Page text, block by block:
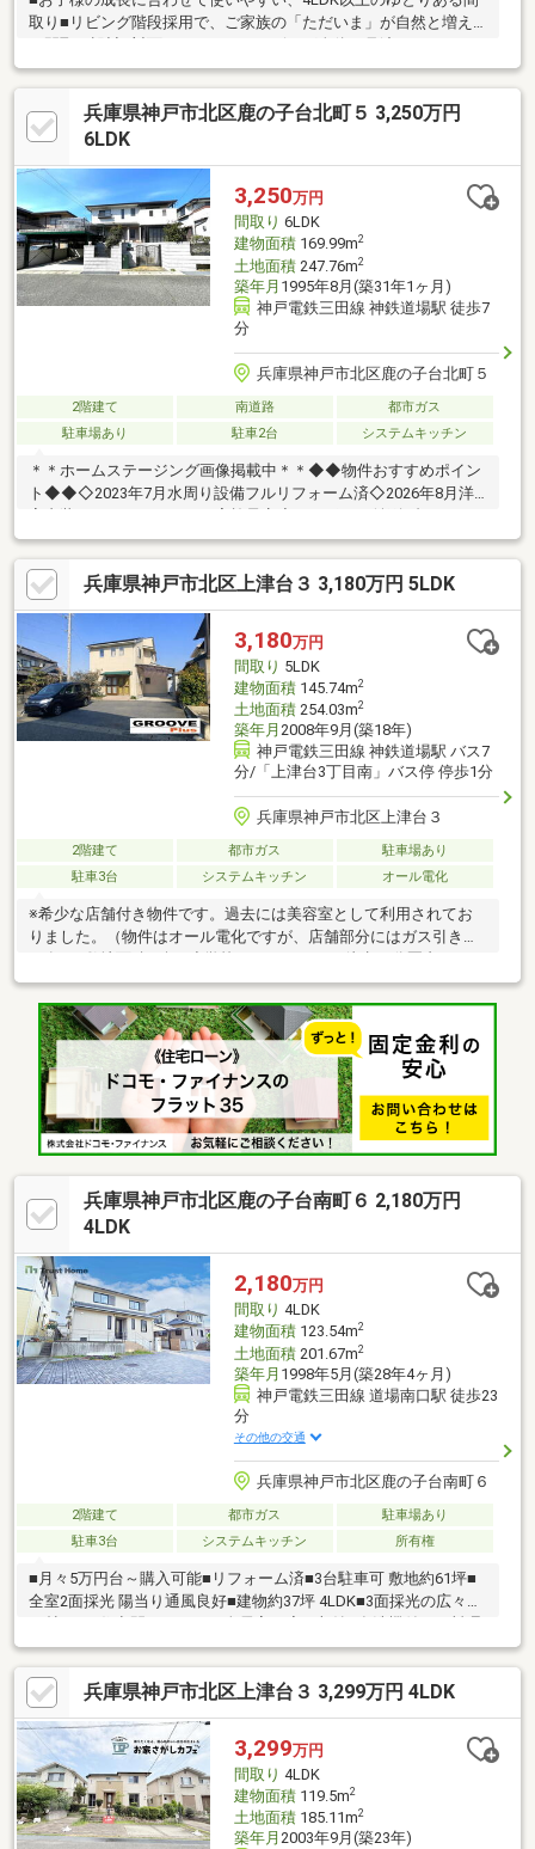
取り■リビング階段採用で、ご家族の「ただいま」が自然と増え
小さなお子様がいても安心です■食洗機・浴室乾燥機など家事負
担を軽減する設備が充実しています■ウォークインクローゼット
をはじめ収納豊富で、お部屋をすっきり保てます■駐車2台可能
で、ご夫婦それぞれのお車や来客時にも便利です■リノベーショ
小学校徒歩10分圏内で、お子様の通学や子育て環境を重視される
ご家族にもおすすめです
兵庫県神戸市北区鹿の子台北町５ 3,250万円
6LDK
3,250万円
間取り 6LDK
建物面積169.99m2
土地面積247.76m2
築年月 1995年8月(築31年1ヶ月)
神戸電鉄三田線 神鉄道場駅 徒歩7
分
兵庫県神戸市北区鹿の子台北町５
2階建て 南道路
都市ガス
駐車場あり
駐車2台 システムキッチン
＊＊ホームステージング画像掲載中＊＊◆◆物件おすすめポイン
ト◆◆◇2023年7月水周り設備フルリフォーム済◇2026年8月洋
ドな南庭とサンルーム付き◇大家族も優雅に暮らせる6ＬＤＫ間
取り設計◇南北両面道路で陽当りと眺望に恵まれた立地◇雨天も
快適な屋根付きカーポートは並列2台ＯＫ◇アウトドアライフが
愉しめるワイドな南庭◇洗練されたデザインの綺麗な水周り設備
◇買い物、教育、医療など充実した周辺環境etc
兵庫県神戸市北区上津台３ 3,180万円 5LDK
3,180万円
間取り 5LDK
建物面積145.74m2
土地面積254.03m2
築年月 2008年9月(築18年)
神戸電鉄三田線 神鉄道場駅 バス7
分/「上津台3丁目南」バス停 停歩1分
兵庫県神戸市北区上津台３
2階建て 都市ガス
駐車場あり
駐車3台
システムキッチン オール電化
※希少な店舗付き物件です。過去には美容室として利用されてお
りました。（物件はオール電化ですが、店舗部分にはガス引き込
年に一階便器と給湯器新調■人気の角地物件■駐車場３台駐車可能
（更に奥には、バイクや自転車を駐車するスペースもあります）
■全居室6帖以上あり■こだわりのステンレス製キッチン■お庭あり
※多少のリフォームが必要です。現地にてご確認ください。店舗
部分を再度店舗として利用はもちろんリフォームして居室として
ご利用も可能です
兵庫県神戸市北区鹿の子台南町６ 2,180万円
4LDK
2,180万円
間取り 4LDK
建物面積123.54m2
土地面積201.67m2
築年月 1998年5月(築28年4ヶ月)
神戸電鉄三田線 道場南口駅 徒歩23
分
その他の交通
兵庫県神戸市北区鹿の子台南町６
2階建て 都市ガス
駐車場あり
駐車3台
システムキッチン 所有権
■月々5万円台～購入可能■リフォーム済■3台駐車可 敷地約61坪■
全室2面採光 陽当り通風良好■建物約37坪 4LDK■3面採光の広々約
の後片付けをサポート◎■お庭付！ガーデニングなどにも◎■モニ
タ付インターホン有■スーパーが徒歩10分圏内〈令和7年10月リフ
ォーム内容〉・ベランダ塗装・システムキッチン新調・洗面台新
調・トイレ新調・クロス貼替・フロアタイル・CF貼替・畳表替、
襖・障子張替などお家探しは、『物件掲載数No.1』のトラストホ
ームにお任せください！ 0120-39-7710
兵庫県神戸市北区上津台３ 3,299万円 4LDK
3,299万円
間取り 4LDK
建物面積119.5m2
土地面積185.11m2
築年月 2003年9月(築23年)